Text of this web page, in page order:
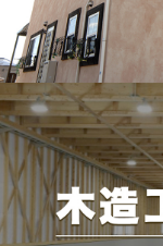
（6）代金の
せたりするな
ユーザーや
ようとするユ
用態様，氏名
を利用する目
（7）ユーザ
に，お問い合
ど当社がユー